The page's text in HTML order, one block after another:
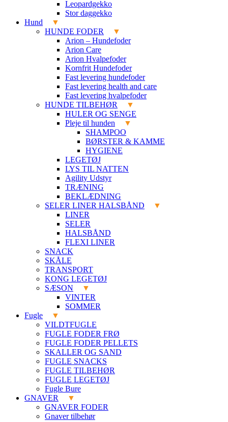
Leopardgekko
Stor daggekko
Hund
HUNDE FODER
Arion – Hundefoder
Arion Care
Arion Hvalpefoder
Kornfrit Hundefoder
Fast levering hundefoder
Fast levering health and care
Fast levering hvalpefoder
HUNDE TILBEHØR
HULER OG SENGE
Pleje til hunden
SHAMPOO
BØRSTER & KAMME
HYGIENE
LEGETØJ
LYS TIL NATTEN
Agility Udstyr
TRÆNING
BEKLÆDNING
SELER LINER HALSBÅND
LINER
SELER
HALSBÅND
FLEXI LINER
SNACK
SKÅLE
TRANSPORT
KONG LEGETØJ
SÆSON
VINTER
SOMMER
Fugle
VILDTFUGLE
FUGLE FODER FRØ
FUGLE FODER PELLETS
SKALLER OG SAND
FUGLE SNACKS
FUGLE TILBEHØR
FUGLE LEGETØJ
Fugle Bure
GNAVER
GNAVER FODER
Gnaver tilbehør